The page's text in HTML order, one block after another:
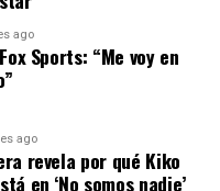
González.
el apoyo
estar en el camino
en la lucha contra
el tiempo es esencial,
años
ago
Sports: “Me voy en
ago
revela por qué Kiko
en ‘No somos nadie’